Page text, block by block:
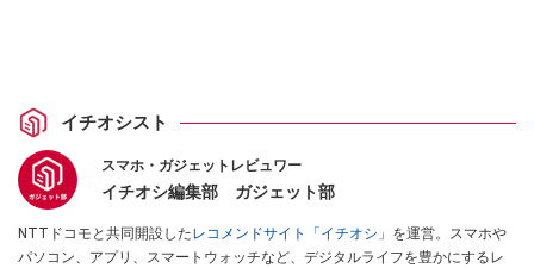
イチオシスト
スマホ・ガジェットレビュワー
イチオシ編集部 ガジェット部
NTTドコモと共同開設したレコメンドサイト「イチオシ」 を運営。スマホや
パソコン、アプリ、スマートウォッチなど、デジタルライフを豊かにするレ